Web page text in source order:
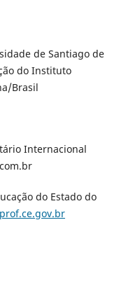
de Santiago de
do Instituto
Brasil
Internacional
do Estado do